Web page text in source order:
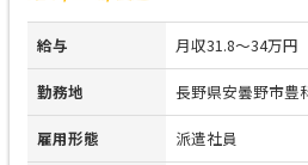
給与 月収31.8～34万円
勤務地 長野県安曇野市豊
雇用形態 派遣社員